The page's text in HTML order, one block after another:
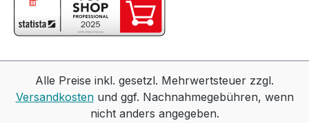
Alle Preise inkl. gesetzl. Mehrwertsteuer zzgl.
Versandkostenund ggf. Nachnahmegebühren, wenn
nicht anders angegeben.